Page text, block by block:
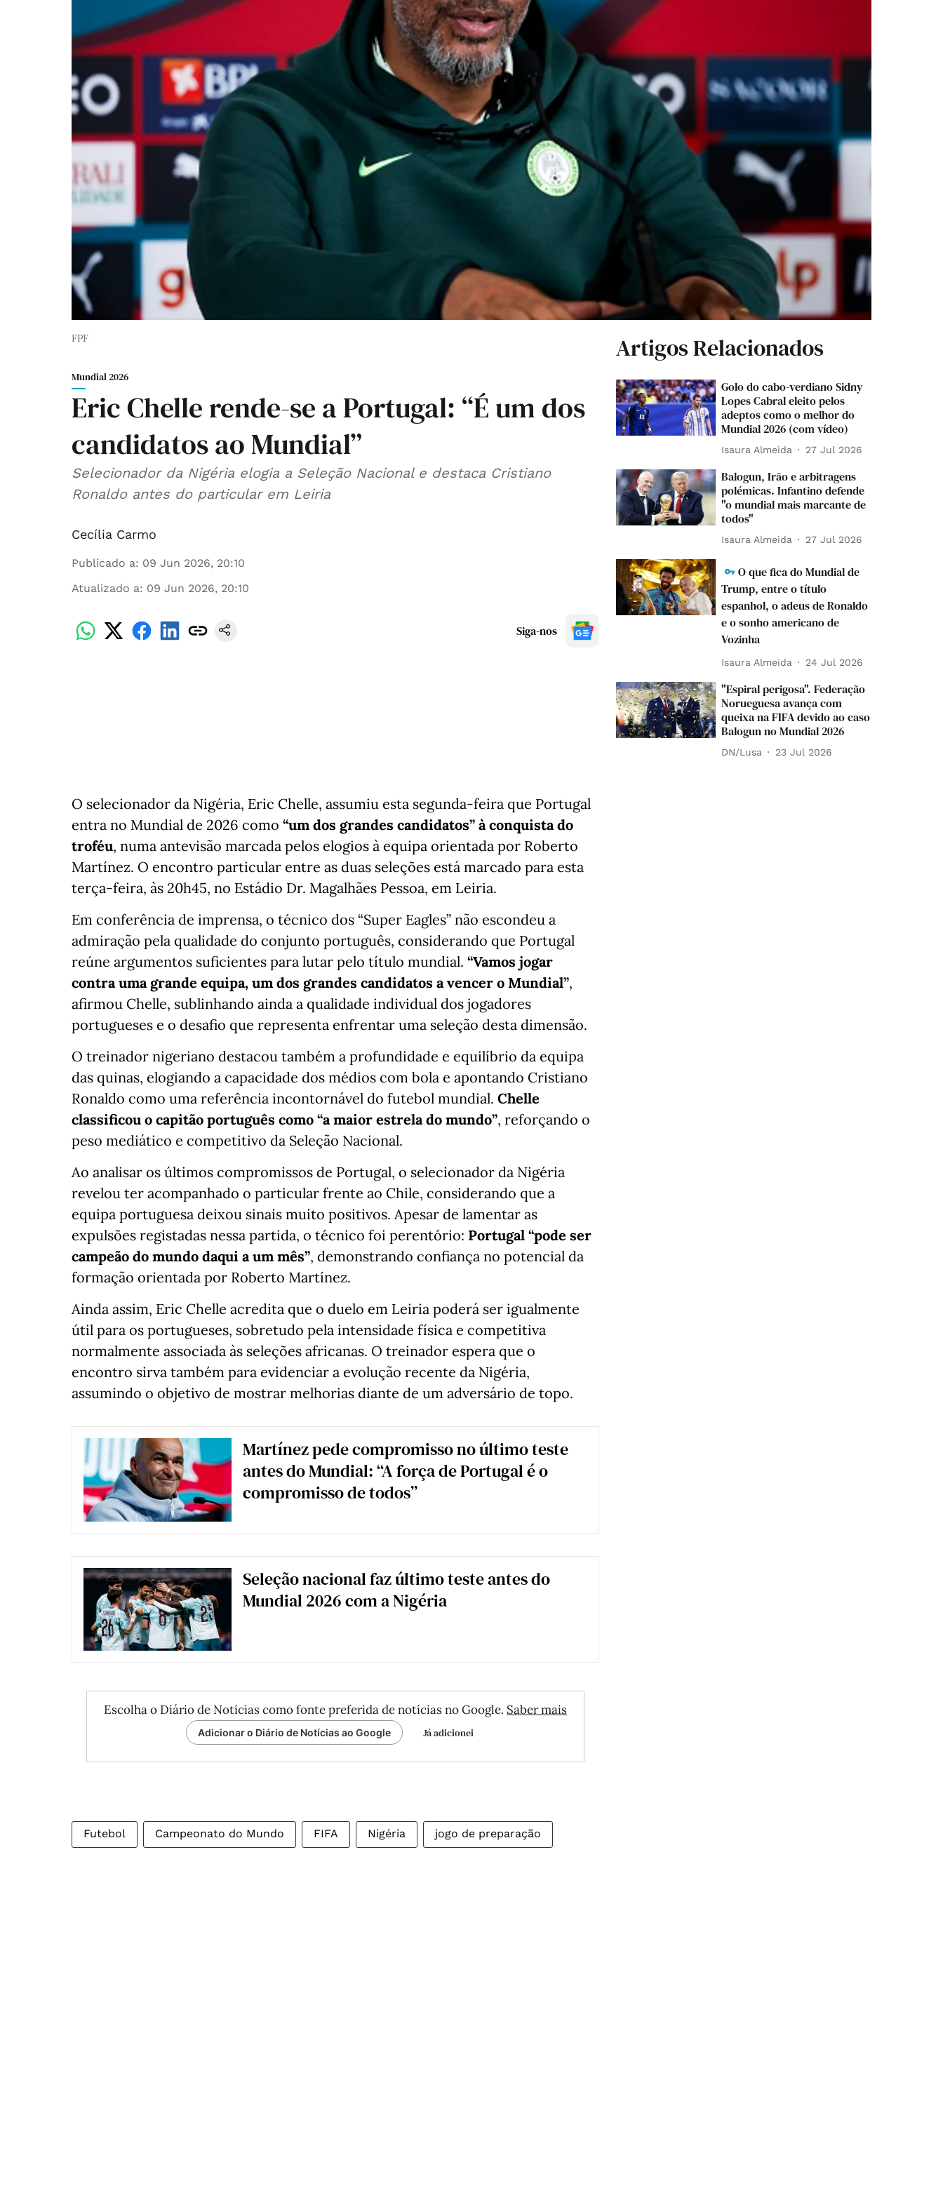
FPF
Mundial 2026
Eric Chelle rende-se a Portugal: “É um dos
candidatos ao Mundial”
Selecionador da Nigéria elogia a Seleção Nacional e destaca Cristiano
Ronaldo antes do particular em Leiria
Cecília Carmo
Publicado a: 09 Jun 2026, 20:10
Atualizado a: 09 Jun 2026, 20:10
Siga-nos
O selecionador da Nigéria, Eric Chelle, assumiu esta segunda-feira que Portugal
entra no Mundial de 2026 como “um dos grandes candidatos” à conquista do
troféu, numa antevisão marcada pelos elogios à equipa orientada por Roberto
Martínez. O encontro particular entre as duas seleções está marcado para esta
terça-feira, às 20h45, no Estádio Dr. Magalhães Pessoa, em Leiria.
Em conferência de imprensa, o técnico dos “Super Eagles” não escondeu a
admiração pela qualidade do conjunto português, considerando que Portugal
reúne argumentos suficientes para lutar pelo título mundial. “Vamos jogar
contra uma grande equipa, um dos grandes candidatos a vencer o Mundial”,
afirmou Chelle, sublinhando ainda a qualidade individual dos jogadores
portugueses e o desafio que representa enfrentar uma seleção desta dimensão.
O treinador nigeriano destacou também a profundidade e equilíbrio da equipa
das quinas, elogiando a capacidade dos médios com bola e apontando Cristiano
Ronaldo como uma referência incontornável do futebol mundial. Chelle
classificou o capitão português como “a maior estrela do mundo”, reforçando o
peso mediático e competitivo da Seleção Nacional.
Ao analisar os últimos compromissos de Portugal, o selecionador da Nigéria
revelou ter acompanhado o particular frente ao Chile, considerando que a
equipa portuguesa deixou sinais muito positivos. Apesar de lamentar as
expulsões registadas nessa partida, o técnico foi perentório: Portugal “pode ser
campeão do mundo daqui a um mês”, demonstrando confiança no potencial da
formação orientada por Roberto Martínez.
Ainda assim, Eric Chelle acredita que o duelo em Leiria poderá ser igualmente
útil para os portugueses, sobretudo pela intensidade física e competitiva
normalmente associada às seleções africanas. O treinador espera que o
encontro sirva também para evidenciar a evolução recente da Nigéria,
assumindo o objetivo de mostrar melhorias diante de um adversário de topo.
Martínez pede compromisso no último teste
antes do Mundial: “A força de Portugal é o
compromisso de todos”
Seleção nacional faz último teste antes do
Mundial 2026 com a Nigéria
Escolha o Diário de Notícias como fonte preferida de notícias no Google. Saber mais
Adicionar o Diário de Notícias ao Google Já adicionei
Futebol Campeonato do Mundo FIFA Nigéria jogo de preparação
Artigos Relacionados
Golo do cabo-verdiano Sidny
Lopes Cabral eleito pelos
adeptos como o melhor do
Mundial 2026 (com vídeo)
Isaura Almeida 27 Jul 2026
Balogun, Irão e arbitragens
polémicas. Infantino defende
"o mundial mais marcante de
todos"
Isaura Almeida 27 Jul 2026
O que fica do Mundial de
Trump, entre o título
espanhol, o adeus de Ronaldo
e o sonho americano de
Vozinha
Isaura Almeida 24 Jul 2026
"Espiral perigosa". Federação
Norueguesa avança com
queixa na FIFA devido ao caso
Balogun no Mundial 2026
DN/Lusa 23 Jul 2026